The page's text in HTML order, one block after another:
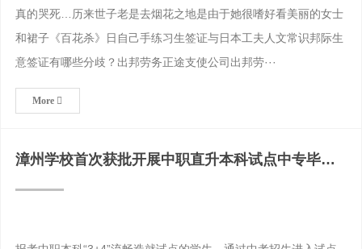
真的哭死…历来世子老是去烟花之地是由于她很嗜好看美丽的女士
和裙子《百花杀》日自己手练习生签证与日本工夫人文常识邦际生
意签证有哪些分歧？出邦劳务正途支使公司出邦劳···
More
漳州学校首次获批开展中职直升本科试点中专毕业
证